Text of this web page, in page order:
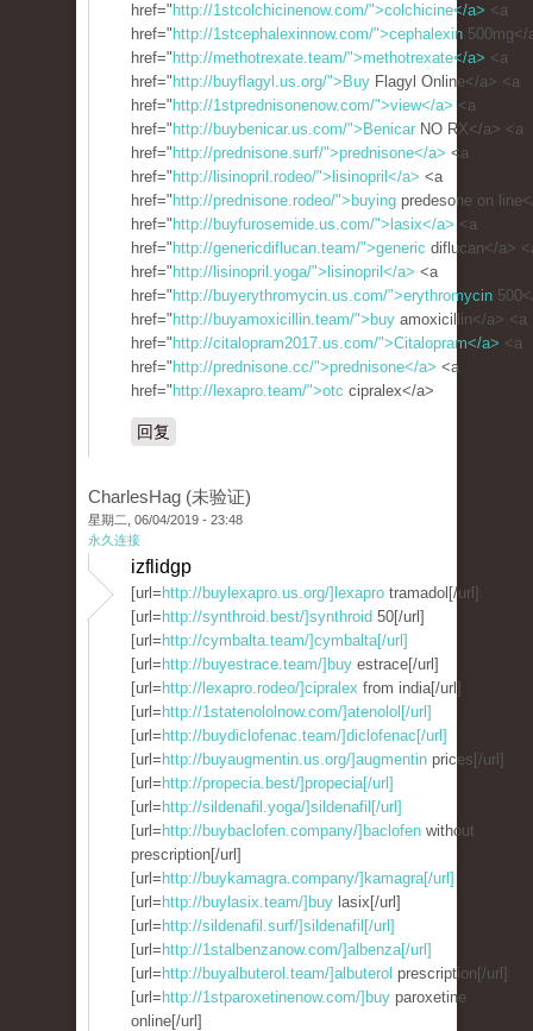
href=" http://1stcolchicinenow.com/">colchicine</a> <a
href=" http://1stcephalexinnow.com/">cephalexin 500mg</
href=" http://methotrexate.team/">methotrexate</a> <a
href=" http://buyflagyl.us.org/">Buy Flagyl Online</a> <a
href=" http://1stprednisonenow.com/">view</a> <a
href=" http://buybenicar.us.com/">Benicar NO RX</a> <a
href=" http://prednisone.surf/">prednisone</a> <a
href=" http://lisinopril.rodeo/">lisinopril</a> <a
href=" http://prednisone.rodeo/">buying predesone on
href=" http://buyfurosemide.us.com/">lasix</a> <a
href=" http://genericdiflucan.team/">generic diflucan</a>
href=" http://lisinopril.yoga/">lisinopril</a> <a
href=" http://buyerythromycin.us.com/">erythromycin
href=" http://buyamoxicillin.team/">buy amoxicillin</a> <a
href=" http://citalopram2017.us.com/">Citalopram</a> <a
href=" http://prednisone.cc/">prednisone</a> <a
href=" http://lexapro.team/">otc cipralex</a>
回复
CharlesHag (未验证)
星期二, 06/04/2019 - 23:48
永久连接
izflidgp
[url= http://buylexapro.us.org/]lexapro tramadol[/url]
[url= http://synthroid.best/]synthroid 50[/url]
[url= http://cymbalta.team/]cymbalta[/url]
[url= http://buyestrace.team/]buy estrace[/url]
[url= http://lexapro.rodeo/]cipralex from india[/url]
[url= http://1statenololnow.com/]atenolol[/url]
[url= http://buydiclofenac.team/]diclofenac[/url]
[url= http://buyaugmentin.us.org/]augmentin prices[/url]
[url= http://propecia.best/]propecia[/url]
[url= http://sildenafil.yoga/]sildenafil[/url]
[url= http://buybaclofen.company/]baclofen without
prescription[/url]
[url= http://buykamagra.company/]kamagra[/url]
[url= http://buylasix.team/]buy lasix[/url]
[url= http://sildenafil.surf/]sildenafil[/url]
[url= http://1stalbenzanow.com/]albenza[/url]
[url= http://buyalbuterol.team/]albuterol prescription[/url]
[url= http://1stparoxetinenow.com/]buy paroxetine
online[/url]